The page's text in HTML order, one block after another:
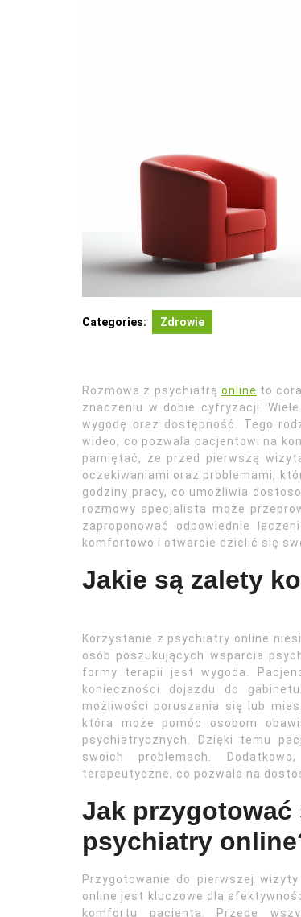
Categories: Zdrowie
Rozmowa z psychiatrą online to
znaczeniu w dobie cyfryzacji.
wygodę oraz dostępność. Tego
wideo, co pozwala pacjentowi na
pamiętać, że przed pierwszą
oczekiwaniami oraz problemami,
godziny pracy, co umożliwia
rozmowy specjalista może
zaproponować odpowiednie
komfortowo i otwarcie dzielić się
Jakie są zalety
Korzystanie z psychiatry online
osób poszukujących wsparcia
formy terapii jest wygoda.
konieczności dojazdu do
możliwości poruszania się lub
która może pomóc osobom
psychiatrycznych. Dzięki temu
swoich problemach.
terapeutyczne, co pozwala na
Jak
psychiatry
Przygotowanie do pierwszej
online jest kluczowe dla
komfortu pacjenta. Przede